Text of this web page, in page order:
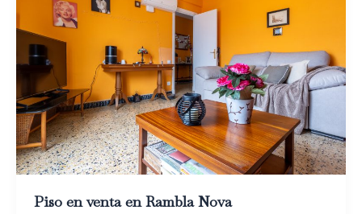
Piso en venta en Rambla Nova